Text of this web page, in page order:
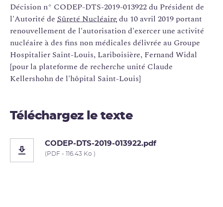
Décision n° CODEP-DTS-2019-013922 du Président de
l'Autorité de Sûreté Nucléairedu 10 avril 2019 portant
renouvellement de l'autorisation d'exercer une activité
nucléaire à des fins non médicales délivrée au Groupe
Hospitalier Saint-Louis, Lariboisière, Fernand Widal
[pour la plateforme de recherche unité Claude
Kellershohn de l'hôpital Saint-Louis]
Téléchargez le texte
CODEP-DTS-2019-013922.pdf
(PDF - 116.43 Ko )